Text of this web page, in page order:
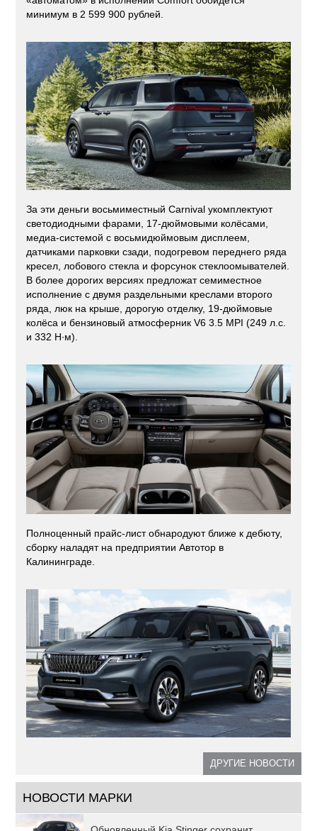
минимум в 2 599 900 рублей.
За эти деньги восьмиместный Carnival укомплектуют
светодиодными фарами, 17-дюймовыми колёсами,
медиа-системой с восьмидюймовым дисплеем,
датчиками парковки сзади, подогревом переднего ряда
кресел, лобового стекла и форсунок стеклоомывателей.
В более дорогих версиях предложат семиместное
исполнение с двумя раздельными креслами второго
ряда, люк на крыше, дорогую отделку, 19-дюймовые
колёса и бензиновый атмосферник V6 3.5 MPI (249 л.с.
и 332 Н·м).
Полноценный прайс-лист обнародуют ближе к дебюту,
сборку наладят на предприятии Автотор в
Калининграде.
ДРУГИЕ НОВОСТИ
НОВОСТИ МАРКИ